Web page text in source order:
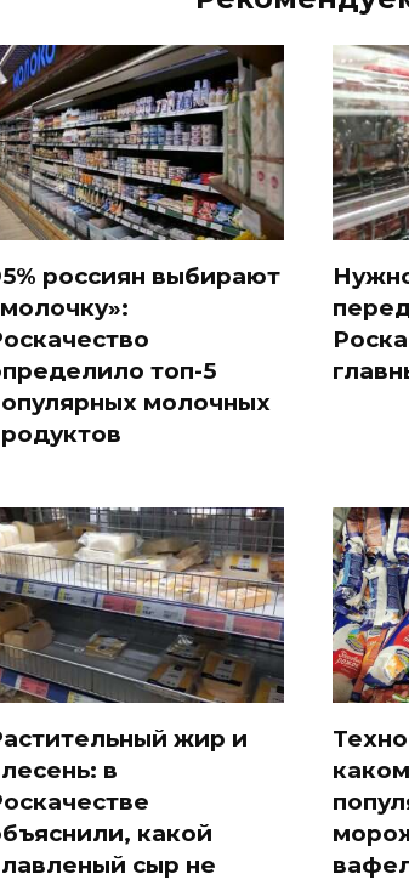
россиян выбирают
топ-5
молочных
жир и
в
какой
сыр не